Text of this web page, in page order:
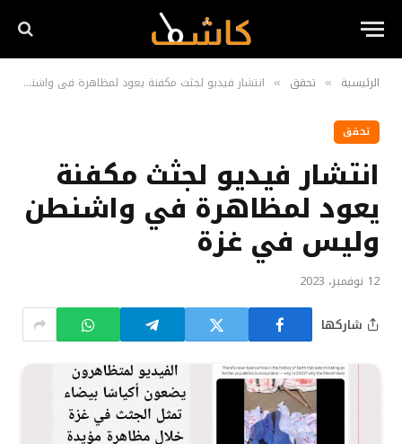
الرئيسية » تحقق » انتشار فيديو لجثث مكفنة يعود لمظاهرة في واشنطن وليس في غزة
تحقق
انتشار فيديو لجثث مكفنة
يعود لمظاهرة في واشنطن
وليس في غزة
12 نوفمبر، 2023
شاركها